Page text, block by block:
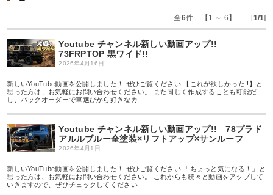
全6件 【1 ～ 6】 [1/1]
Youtube チャンネル新しい動画アップ!!
73FRPTOP 黒ワイド!!
2026年4月16日
新しいYouTube動画を公開しました！ ぜひご覧ください 【これが欲しかった!!】と
思った方は、お気軽にお問い合わせください。 また同じく作成することも可能だ
し、バックオーダーで車選びから好きなカ
Youtube チャンネル新しい動画アップ!! 78プラド
アルルブルー全塗装×リフトアップ×サンルーフ
2026年4月1日
新しいYouTube動画を公開しました！ ぜひご覧ください 「ちょっと気になる！」と
思った方は、お気軽にお問い合わせください。 これからも続々と動画をアップして
いきますので、ぜひチェックしてください